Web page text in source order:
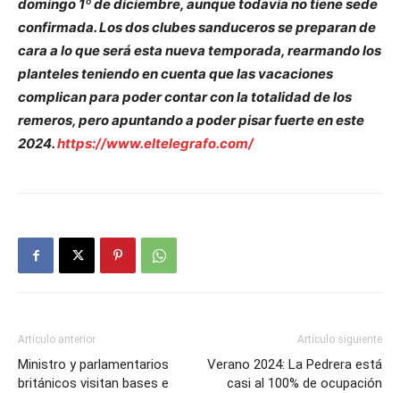
domingo 1º de diciembre, aunque todavía no tiene sede
confirmada. Los dos clubes sanduceros se preparan de
cara a lo que será esta nueva temporada, rearmando los
planteles teniendo en cuenta que las vacaciones
complican para poder contar con la totalidad de los
remeros, pero apuntando a poder pisar fuerte en este
2024.https://www.eltelegrafo.com/
Artículo anterior
Ministro y parlamentarios
británicos visitan bases e
Artículo siguiente
Verano 2024: La Pedrera está
casi al 100% de ocupación